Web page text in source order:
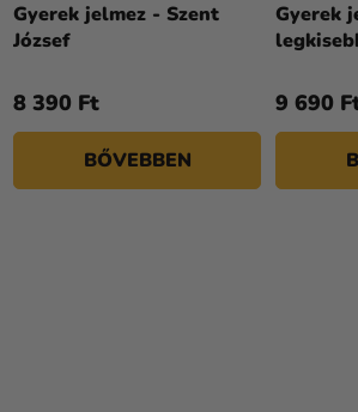
Gyerek jelmez - Szent
József
8 390 Ft
BŐVEBBEN
Gyerek
9 690